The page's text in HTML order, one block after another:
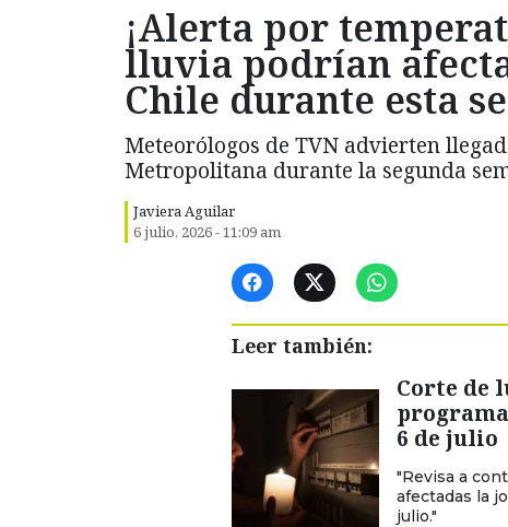
¡Alerta por
lluvia podrían
Chile durante esta
Meteorólogos de TVN advierten
Metropolitana durante la segunda
Javiera Aguilar
6 julio, 2026 - 11:09 am
Leer también:
Corte de
6 de julio
"Revisa a
afectadas la
julio."